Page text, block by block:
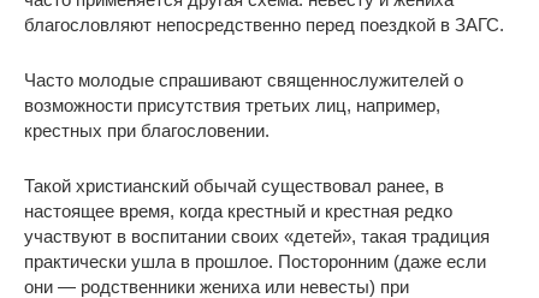
благословляют непосредственно перед поездкой в ЗАГС.
Часто молодые спрашивают священнослужителей о
возможности присутствия третьих лиц, например,
крестных при благословении.
Такой христианский обычай существовал ранее, в
настоящее время, когда крестный и крестная редко
участвуют в воспитании своих «детей», такая традиция
практически ушла в прошлое. Посторонним (даже если
они — родственники жениха или невесты) при